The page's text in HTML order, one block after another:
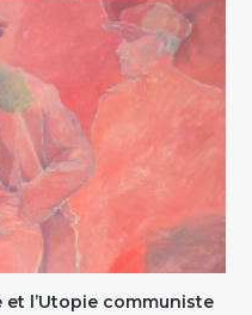
et l’Utopie communiste